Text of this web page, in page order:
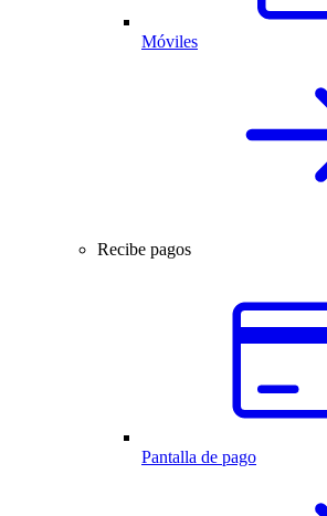
Móviles
Recibe pagos
Pantalla de pago